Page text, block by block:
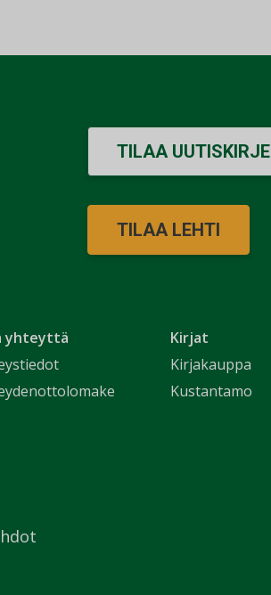
yhteyttä
Kirjat
Kirjakauppa
Kustantamo
TILAA UUTISKIRJE
TILAA LEHTI